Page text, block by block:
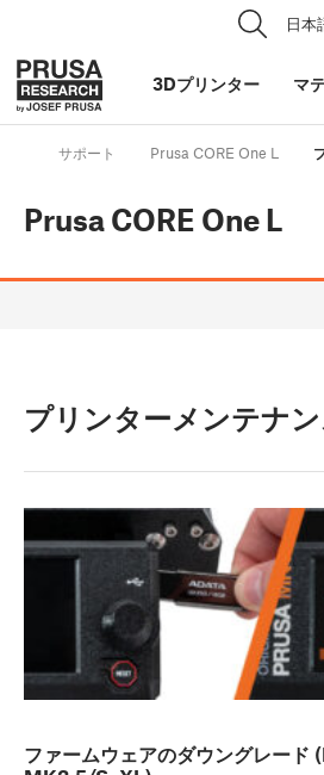
日本
3Dプリンター マ
サポート Prusa CORE One L
Prusa CORE One L
プリンターメンテナ
ファームウェアのダウングレー